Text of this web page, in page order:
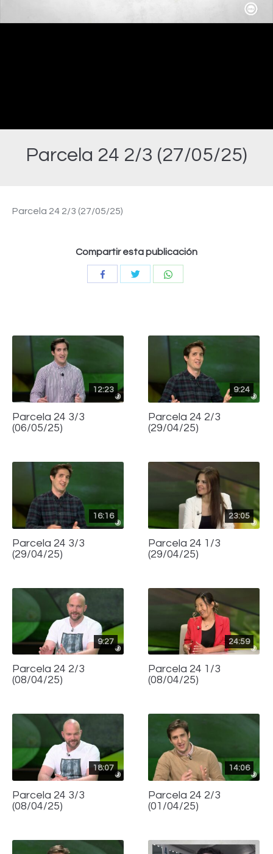
Parcela 24 2/3 (27/05/25)
Video
Parcela 24 2/3 (27/05/25)
Compartir esta publicación
CompartirCompartir
12:23
Parcela 24 3/3
(06/05/25)
9:24
Parcela 24 2/3
(29/04/25)
16:16
Parcela 24 3/3
(29/04/25)
23:05
Parcela 24 1/3
(29/04/25)
9:27
Parcela 24 2/3
(08/04/25)
24:59
Parcela 24 1/3
(08/04/25)
18:07
Parcela 24 3/3
(08/04/25)
14:06
Parcela 24 2/3
(01/04/25)